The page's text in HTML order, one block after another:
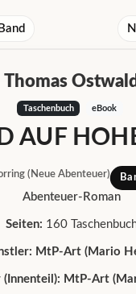
Thomas Ostwald
Taschenbuch eBook
AUF
(Neue Abenteuer)
Abenteuer-Roman
Seiten: 160
MtP-Art (Mario
(Innenteil): MtP-Art